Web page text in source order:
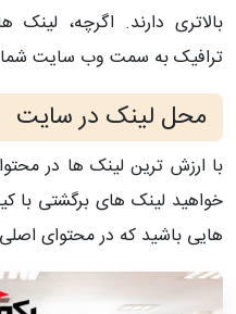
بالاتری دارند. اگرچه،
ترافیک به سمت وب سایت شما
محل لینک در سایت
با ارزش ترین لینک ها در
خواهید لینک های برگشتی با
هایی باشید که در محتوای